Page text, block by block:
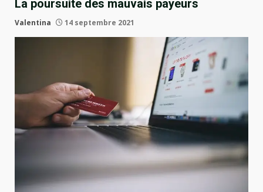
La poursuite des mauvais payeurs
Valentina 14 septembre 2021